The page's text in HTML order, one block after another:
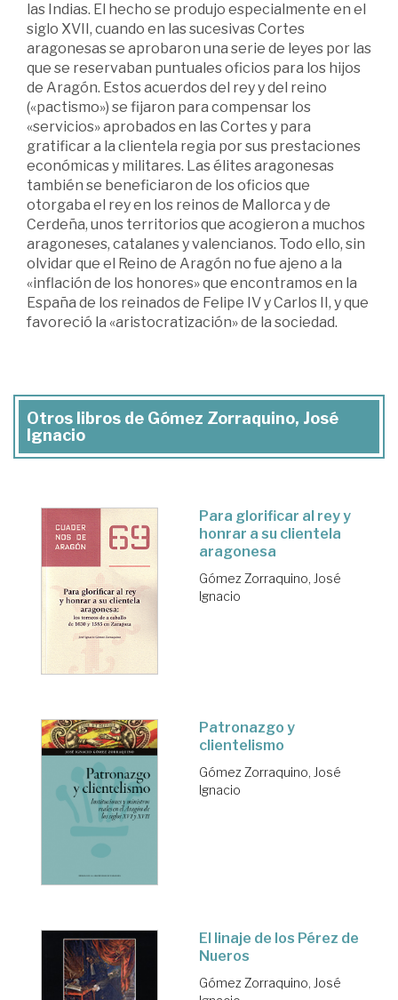
las Indias. El hecho se produjo especialmente en el
siglo XVII, cuando en las sucesivas Cortes
aragonesas se aprobaron una serie de leyes por las
que se reservaban puntuales oficios para los hijos
de Aragón. Estos acuerdos del rey y del reino
(«pactismo») se fijaron para compensar los
«servicios» aprobados en las Cortes y para
gratificar a la clientela regia por sus prestaciones
económicas y militares. Las élites aragonesas
también se beneficiaron de los oficios que
otorgaba el rey en los reinos de Mallorca y de
Cerdeña, unos territorios que acogieron a muchos
aragoneses, catalanes y valencianos. Todo ello, sin
olvidar que el Reino de Aragón no fue ajeno a la
«inflación de los honores» que encontramos en la
España de los reinados de Felipe IV y Carlos II, y que
favoreció la «aristocratización» de la sociedad.
Otros libros de Gómez Zorraquino, José
Ignacio
Para glorificar al rey y
honrar a su clientela
aragonesa
Gómez Zorraquino, José
Ignacio
Patronazgo y
clientelismo
Gómez Zorraquino, José
Ignacio
El linaje de los Pérez de
Nueros
Gómez Zorraquino, José